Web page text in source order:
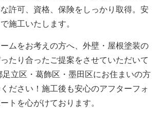
許可、資格、保険をしっかり取得。安
施工いたします。
ムをお考えの方へ、外壁・屋根塗装の
たり合ったご提案をさせていただいて
足立区・葛飾区・墨田区にお住まいの方
ださい！施工後も安心のアフターフォ
トを心がけております。